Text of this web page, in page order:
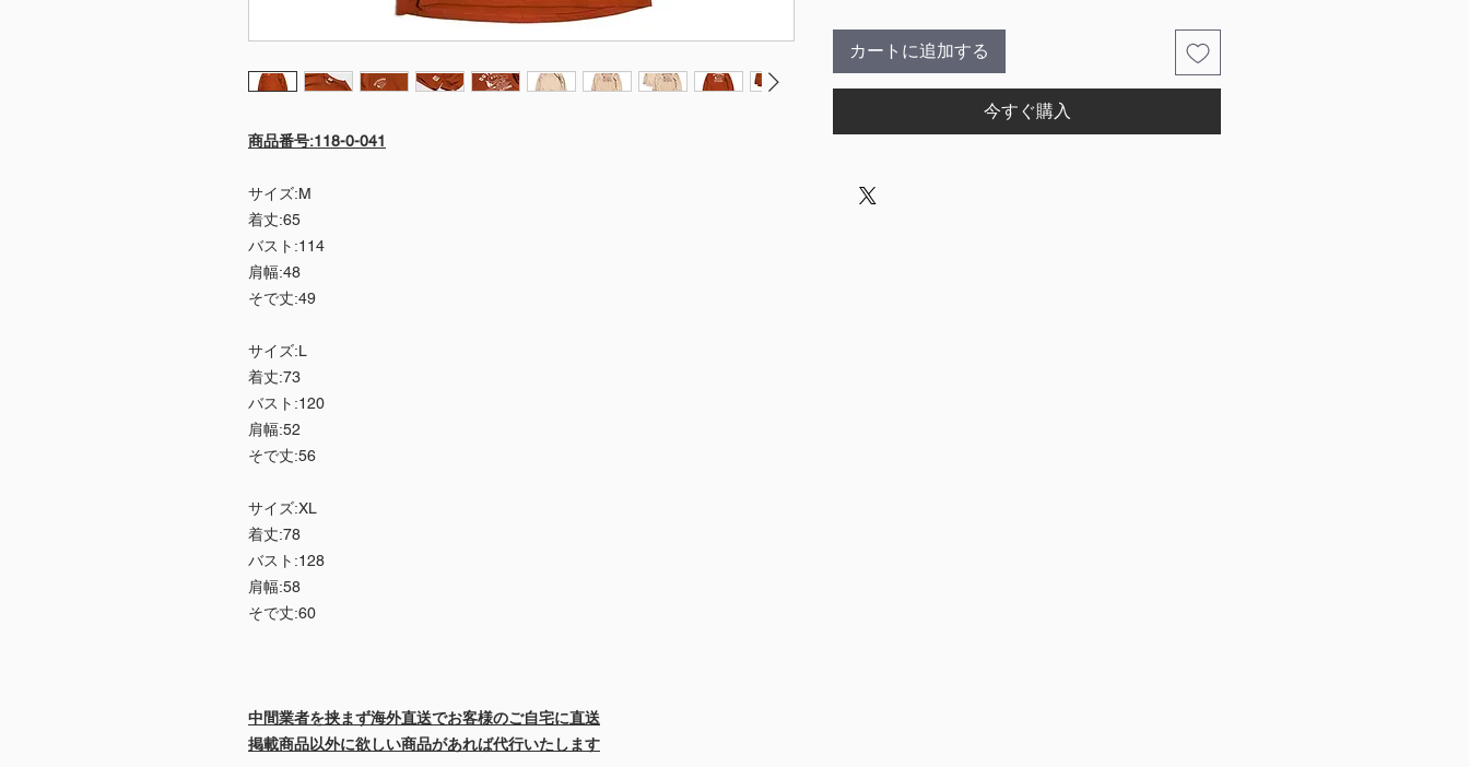
商品番号:118-0-041
サイズ:M
着丈:65
バスト:114
肩幅:48
そで丈:49
サイズ:L
着丈:73
バスト:120
肩幅:52
そで丈:56
サイズ:XL
着丈:78
バスト:128
肩幅:58
そで丈:60
中間業者を挟まず海外直送でお客様のご自宅に直送
掲載商品以外に欲しい商品があれば代行いたします
カートに追加する
今すぐ購入